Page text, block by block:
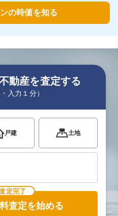
の時価を知る
動産を査定する
入力１分）
戸建 土地
定完了
査定を始める